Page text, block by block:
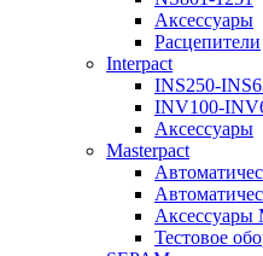
Аксессуары
Расцепители
Interpact
INS250-
INV100-
Аксессуары
Masterpact
Аксессуары
Тестовое